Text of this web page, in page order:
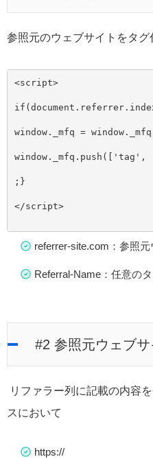
参照元のウェブサイトをタグ
<script>
if ( document
window._mfq = window
window._mfq.push([ 'tag' ,
;}
</script>
referrer-site.com：参照
Referral-Name：任意の
#2 参照元ウェブ
リファラー列に記載の内容
スにおいて
https://